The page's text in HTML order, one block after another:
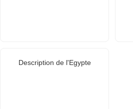
Description de l'Egypte